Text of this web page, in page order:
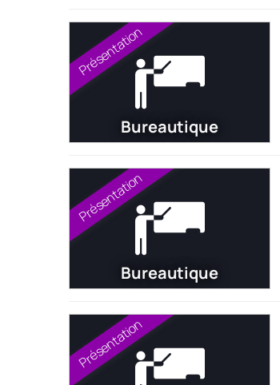
Présentation
Bureautique
Présentation
Bureautique
Présentation